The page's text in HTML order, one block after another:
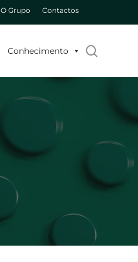
O Grupo Contactos
Conhecimento